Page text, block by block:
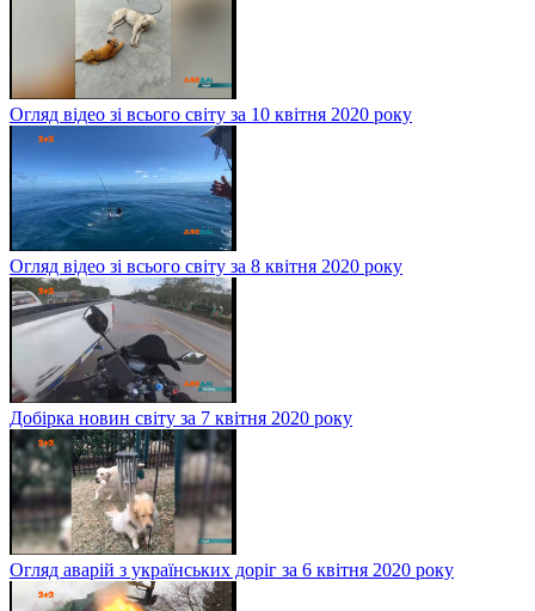
Огляд відео зі всього світу за 10 квітня 2020 року
Огляд відео зі всього світу за 8 квітня 2020 року
Добірка новин світу за 7 квітня 2020 року
Огляд аварій з українських доріг за 6 квітня 2020 року